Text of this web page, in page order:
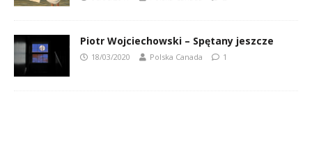
Piotr Wojciechowski – Spętany jeszcze
18/03/2020 Polska Canada 1